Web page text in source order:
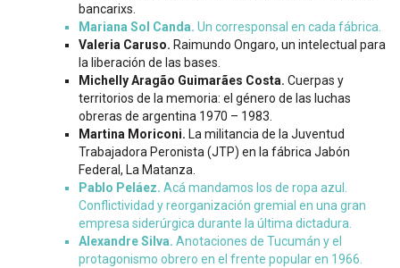
bancarixs.
Mariana Sol Canda. Un corresponsal en cada fábrica.
Valeria Caruso. Raimundo Ongaro, un intelectual para
la liberación de las bases.
Michelly Aragão Guimarães Costa. Cuerpas y
territorios de la memoria: el género de las luchas
obreras de argentina 1970 – 1983.
Martina Moriconi. La militancia de la Juventud
Trabajadora Peronista (JTP) en la fábrica Jabón
Federal, La Matanza.
Pablo Peláez. Acá mandamos los de ropa azul.
Conflictividad y reorganización gremial en una gran
empresa siderúrgica durante la última dictadura.
Alexandre Silva. Anotaciones de Tucumán y el
protagonismo obrero en el frente popular en 1966.